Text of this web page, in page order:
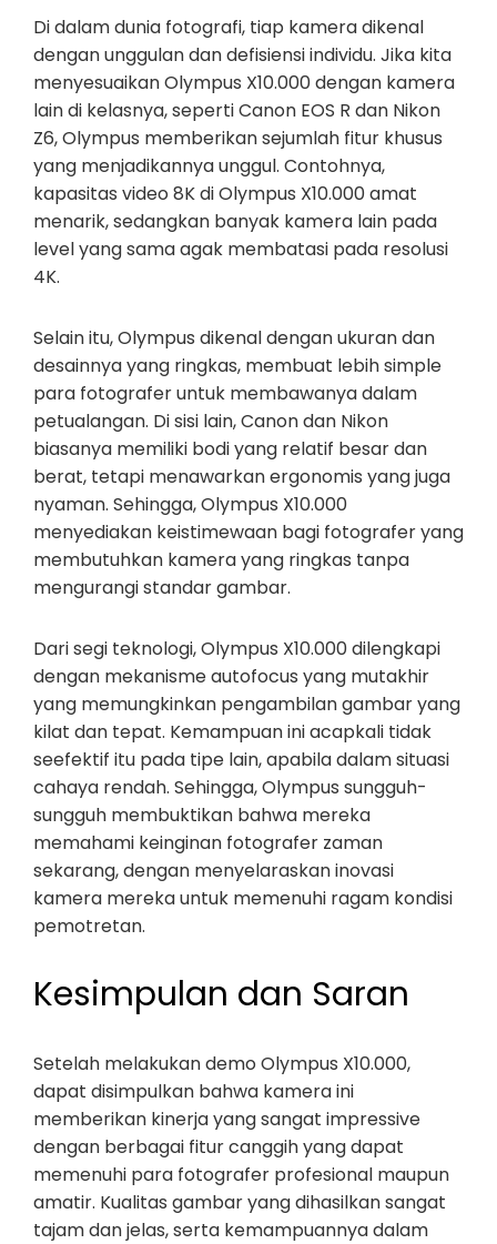
Di dalam dunia fotografi, tiap kamera dikenal
dengan unggulan dan defisiensi individu. Jika kita
menyesuaikan Olympus X10.000 dengan kamera
lain di kelasnya, seperti Canon EOS R dan Nikon
Z6, Olympus memberikan sejumlah fitur khusus
yang menjadikannya unggul. Contohnya,
kapasitas video 8K di Olympus X10.000 amat
menarik, sedangkan banyak kamera lain pada
level yang sama agak membatasi pada resolusi
4K.
Selain itu, Olympus dikenal dengan ukuran dan
desainnya yang ringkas, membuat lebih simple
para fotografer untuk membawanya dalam
petualangan. Di sisi lain, Canon dan Nikon
biasanya memiliki bodi yang relatif besar dan
berat, tetapi menawarkan ergonomis yang juga
nyaman. Sehingga, Olympus X10.000
menyediakan keistimewaan bagi fotografer yang
membutuhkan kamera yang ringkas tanpa
mengurangi standar gambar.
Dari segi teknologi, Olympus X10.000 dilengkapi
dengan mekanisme autofocus yang mutakhir
yang memungkinkan pengambilan gambar yang
kilat dan tepat. Kemampuan ini acapkali tidak
seefektif itu pada tipe lain, apabila dalam situasi
cahaya rendah. Sehingga, Olympus sungguh-
sungguh membuktikan bahwa mereka
memahami keinginan fotografer zaman
sekarang, dengan menyelaraskan inovasi
kamera mereka untuk memenuhi ragam kondisi
pemotretan.
Kesimpulan dan Saran
Setelah melakukan demo Olympus X10.000,
dapat disimpulkan bahwa kamera ini
memberikan kinerja yang sangat impressive
dengan berbagai fitur canggih yang dapat
memenuhi para fotografer profesional maupun
amatir. Kualitas gambar yang dihasilkan sangat
tajam dan jelas, serta kemampuannya dalam